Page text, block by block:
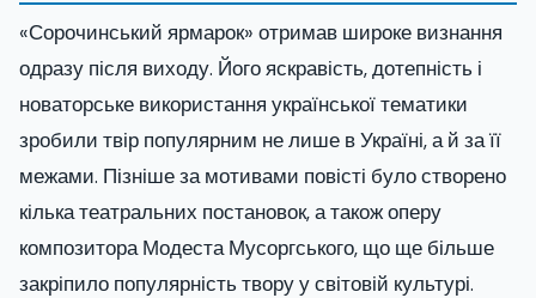
«Сорочинський ярмарок» отримав широке визнання
одразу після виходу. Його яскравість, дотепність і
новаторське використання української тематики
зробили твір популярним не лише в Україні, а й за її
межами. Пізніше за мотивами повісті було створено
кілька театральних постановок, а також оперу
композитора Модеста Мусоргського, що ще більше
закріпило популярність твору у світовій культурі.